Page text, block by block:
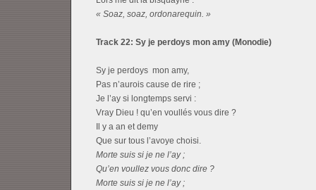
« Soaz, soaz, ordonarequin. »
Track 22: Sy je perdoys mon amy (Monodie)
Sy je perdoys mon amy,
Pas n’aurois cause de rire ;
Je l’ay si longtemps servi :
Vray Dieu ! qu’en voullés vous dire ?
Il y a an et demy
Que sur tous l’avoye choisi.
Morte suis si je ne l’ay ;
Qu’en voullez vous donc dire ?
Morte suis si je ne l’ay ;